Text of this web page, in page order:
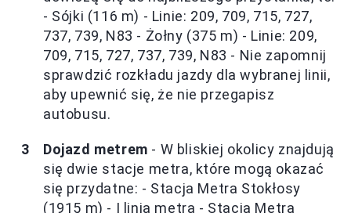
- Sójki (116 m) - Linie: 209, 709, 715, 727,
737, 739, N83 - Żołny (375 m) - Linie: 209,
709, 715, 727, 737, 739, N83 - Nie zapomnij
sprawdzić rozkładu jazdy dla wybranej linii,
aby upewnić się, że nie przegapisz
autobusu.
Dojazd metrem - W bliskiej okolicy znajdują
się dwie stacje metra, które mogą okazać
się przydatne: - Stacja Metra Stokłosy
(1915 m) - I linia metra - Stacja Metra